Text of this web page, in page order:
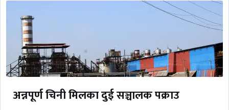
अन्नपूर्ण चिनी मिलका दुई सञ्चालक पक्राउ